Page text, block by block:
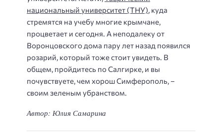
национальный университет (ТНУ), куда
стремятся на учебу многие крымчане,
процветает и сегодня. А неподалеку от
Воронцовского дома пару лет назад появился
розарий, который тоже стоит увидеть. В
общем, пройдитесь по Салгирке, и вы
почувствуете, чем хорош Симферополь, –
своим зеленым убранством.
Автор: Юлия Самарина